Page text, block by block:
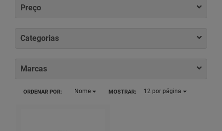
Preço
Categorias
Marcas
ORDENAR POR: Nome MOSTRAR: 12por página